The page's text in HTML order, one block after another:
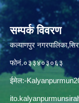
सम्पर्क विवरण
कल्याणपुर
फोनं.०३३४०३०६३
ईमेल:-